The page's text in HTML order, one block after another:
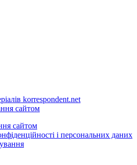
korrespondent.net
сайтом
сайтом
і персональних даних